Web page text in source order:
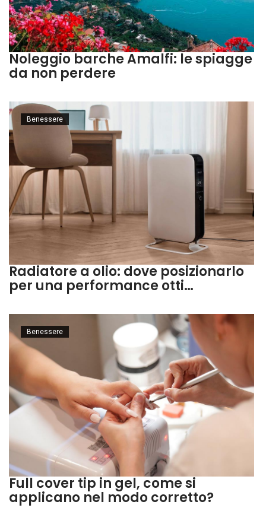
Noleggio barche Amalfi: le spiagge
da non perdere
Radiatore a olio: dove posizionarlo
per una performance otti…
Benessere
Full cover tip in gel, come si
applicano nel modo corretto?
Benessere